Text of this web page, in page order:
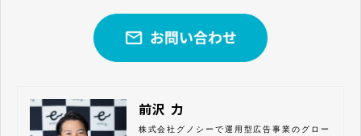
前沢 力
株式会社グノシーで運用型広告事業のグロー